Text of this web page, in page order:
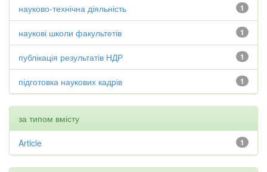
1
науково-технічна діяльність
1
наукові школи факультетів
1
публікація результатів НДР
1
підготовка наукових кадрів
за типом вмісту
1
Article